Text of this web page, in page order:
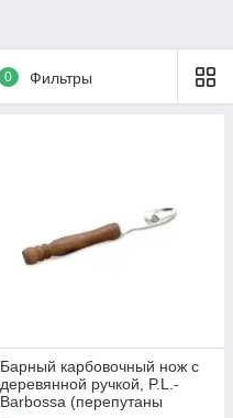
0 Фильтры
Барный карбовочный нож с
деревянной ручкой, P.L.-
Barbossa (перепутаны